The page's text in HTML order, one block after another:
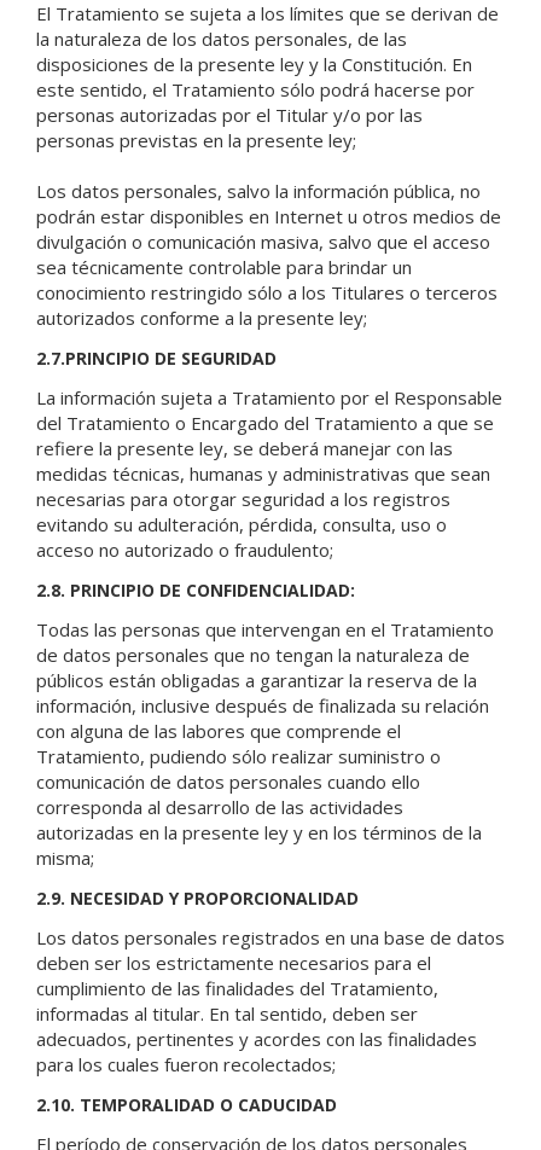
El Tratamiento se sujeta a los límites que se derivan de
la naturaleza de los datos personales, de las
disposiciones de la presente ley y la Constitución. En
este sentido, el Tratamiento sólo podrá hacerse por
personas autorizadas por el Titular y/o por las
personas previstas en la presente ley;
Los datos personales, salvo la información pública, no
podrán estar disponibles en Internet u otros medios de
divulgación o comunicación masiva, salvo que el acceso
sea técnicamente controlable para brindar un
conocimiento restringido sólo a los Titulares o terceros
autorizados conforme a la presente ley;
2.7.PRINCIPIO DE SEGURIDAD
La información sujeta a Tratamiento por el Responsable
del Tratamiento o Encargado del Tratamiento a que se
refiere la presente ley, se deberá manejar con las
medidas técnicas, humanas y administrativas que sean
necesarias para otorgar seguridad a los registros
evitando su adulteración, pérdida, consulta, uso o
acceso no autorizado o fraudulento;
2.8. PRINCIPIO DE CONFIDENCIALIDAD:
Todas las personas que intervengan en el Tratamiento
de datos personales que no tengan la naturaleza de
públicos están obligadas a garantizar la reserva de la
información, inclusive después de finalizada su relación
con alguna de las labores que comprende el
Tratamiento, pudiendo sólo realizar suministro o
comunicación de datos personales cuando ello
corresponda al desarrollo de las actividades
autorizadas en la presente ley y en los términos de la
misma;
2.9. NECESIDAD Y PROPORCIONALIDAD
Los datos personales registrados en una base de datos
deben ser los estrictamente necesarios para el
cumplimiento de las finalidades del Tratamiento,
informadas al titular. En tal sentido, deben ser
adecuados, pertinentes y acordes con las finalidades
para los cuales fueron recolectados;
2.10. TEMPORALIDAD O CADUCIDAD
El período de conservación de los datos personales